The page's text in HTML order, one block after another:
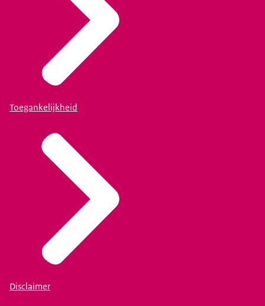
Toegankelijkheid
Disclaimer